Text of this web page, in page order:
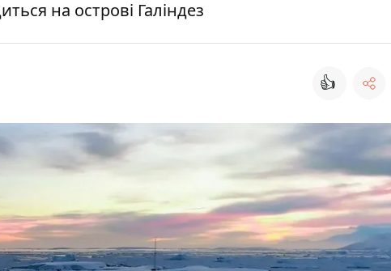
на острові Галіндез
👍